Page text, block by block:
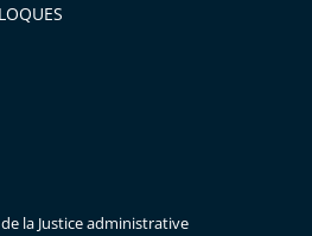
la Justice administrative